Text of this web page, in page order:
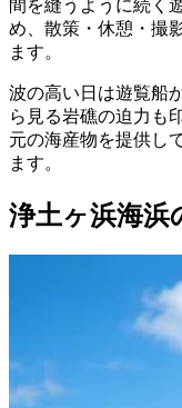
間を縫うように続く
め、散策・休憩・撮
ます。
波の高い日は遊覧船
ら見る岩礁の迫力も
元の海産物を提供し
ます。
浄土ヶ浜海浜